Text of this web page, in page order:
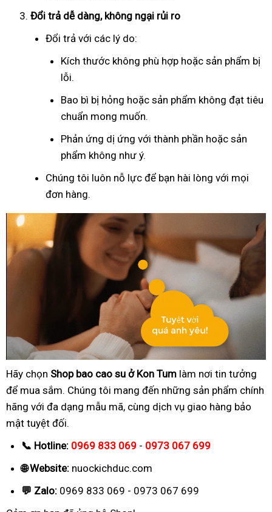
Đổi trả dễ dàng, không ngại rủi ro
Đổi trả với các lý do:
Kích thước không phù hợp hoặc sản phẩm bị
lỗi.
Bao bì bị hỏng hoặc sản phẩm không đạt tiêu
chuẩn mong muốn.
Phản ứng dị ứng với thành phần hoặc sản
phẩm không như ý.
Chúng tôi luôn nỗ lực để bạn hài lòng với mọi
đơn hàng.
Hãy chọn Shop bao cao su ở Kon Tum làm nơi tin tưởng
để mua sắm. Chúng tôi mang đến những sản phẩm chính
hãng với đa dạng mẫu mã, cùng dịch vụ giao hàng bảo
mật tuyệt đối.
📞 Hotline: 0969 833 069 - 0973 067 699
🌐 Website: nuockichduc.com
💬 Zalo: 0969 833 069 - 0973 067 699